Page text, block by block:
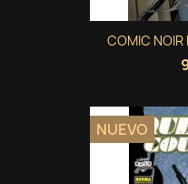
COMIC NOIR
NUEVO